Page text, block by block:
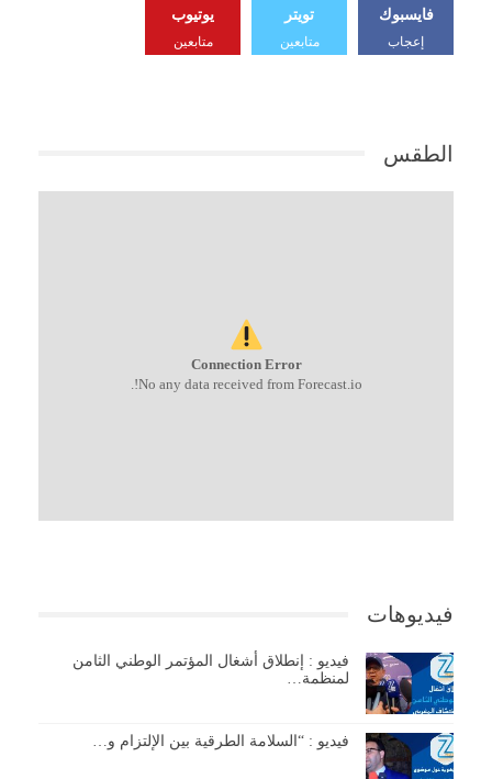
فايسبوك
إعجاب
تويتر
متابعين
يوتيوب
متابعين
الطقس
Connection Error
No any data received from Forecast.io!.
فيديوهات
فيديو : إنطلاق أشغال المؤتمر الوطني الثامن
لمنظمة…
فيديو : “السلامة الطرقية بين الإلتزام و…